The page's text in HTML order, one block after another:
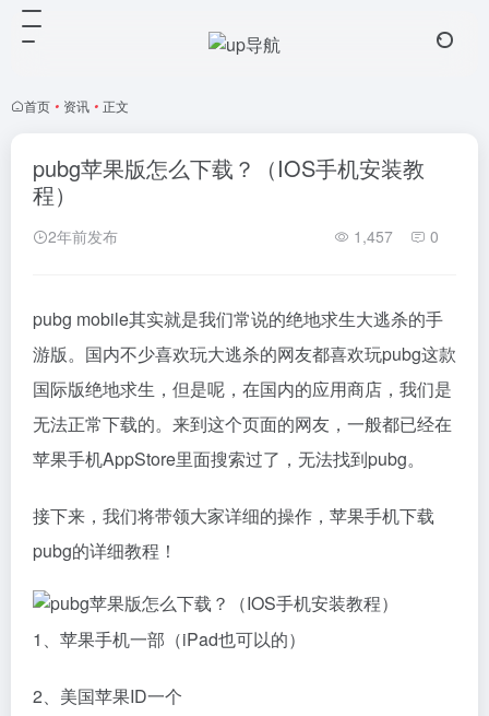
首页 • 资讯 • 正文
pubg苹果版怎么下载？（IOS手机安装教
程）
2年前发布 1,457 0
pubg mobile其实就是我们常说的绝地求生大逃杀的手
游版。国内不少喜欢玩大逃杀的网友都喜欢玩pubg这款
国际版绝地求生，但是呢，在国内的应用商店，我们是
无法正常下载的。来到这个页面的网友，一般都已经在
苹果手机AppStore里面搜索过了，无法找到pubg。
接下来，我们将带领大家详细的操作，苹果手机下载
pubg的详细教程！
1、苹果手机一部（iPad也可以的）
2、美国苹果ID一个